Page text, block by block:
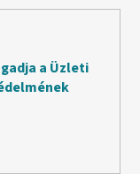
a Üzleti